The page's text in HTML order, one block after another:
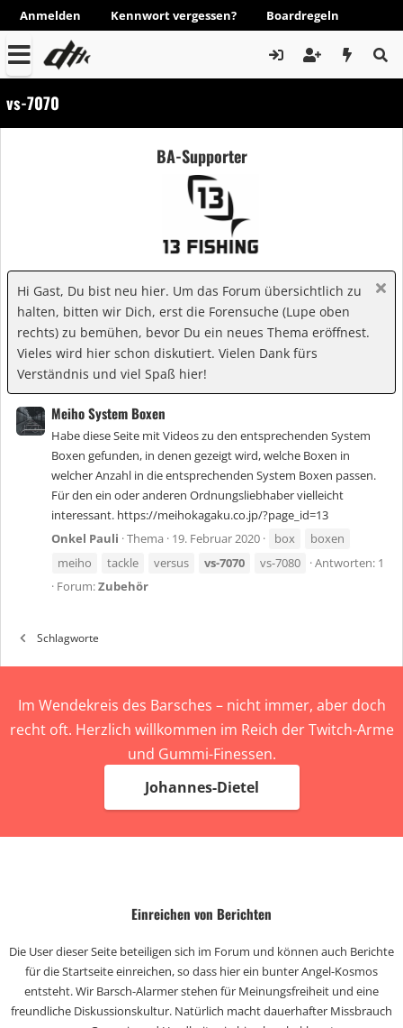
Anmelden Kennwort vergessen? Boardregeln
vs-7070
BA-Supporter
Hi Gast, Du bist neu hier. Um das Forum übersichtlich zu
halten, bitten wir Dich, erst die Forensuche (Lupe oben
rechts) zu bemühen, bevor Du ein neues Thema eröffnest.
Vieles wird hier schon diskutiert. Vielen Dank fürs
Verständnis und viel Spaß hier!
Meiho System Boxen
Habe diese Seite mit Videos zu den entsprechenden System
Boxen gefunden, in denen gezeigt wird, welche Boxen in
welcher Anzahl in die entsprechenden System Boxen passen.
Für den ein oder anderen Ordnungsliebhaber vielleicht
interessant. https://meihokagaku.co.jp/?page_id=13
Onkel Pauli Thema 19. Februar 2020 box
boxen
meiho
tackle versus vs-7070 vs-7080
Antworten: 1
Forum:Zubehör
Schlagworte
Im Wendekreis des Barsches – nicht immer, aber doch
recht oft. Herzlich willkommen im Reich der Twitch-Arme
und Gummi-Finessen.
Johannes-Dietel
Einreichen von Berichten
Die User dieser Seite beteiligen sich im Forum und können auch Berichte
für die Startseite einreichen, so dass hier ein bunter Angel-Kosmos
entsteht. Wir Barsch-Alarmer stehen für Meinungsfreiheit und eine
freundliche Diskussionskultur. Natürlich macht dauerhafter Missbrauch